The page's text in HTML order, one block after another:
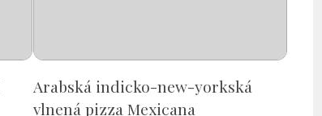
Arabská indicko-new-yorkská
vlnená pizza Mexicana